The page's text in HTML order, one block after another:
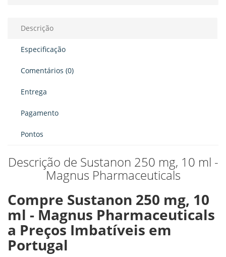
Descrição
Especificação
Comentários (0)
Entrega
Pagamento
Pontos
Descrição de Sustanon 250 mg, 10 ml -
Magnus Pharmaceuticals
Compre Sustanon 250 mg, 10
ml - Magnus Pharmaceuticals
a Preços Imbatíveis em
Portugal